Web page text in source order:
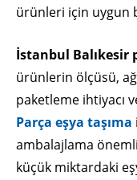
ürünleri için uygun
İstanbul Balıkesir
ürünlerin ölçüsü,
paketleme ihtiyacı
Parça eşya taşıma
ambalajlama
küçük miktardaki